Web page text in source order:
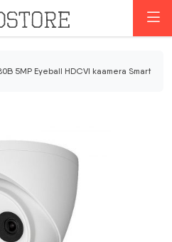
5MP Eyeball HDCVI kaamera Smart